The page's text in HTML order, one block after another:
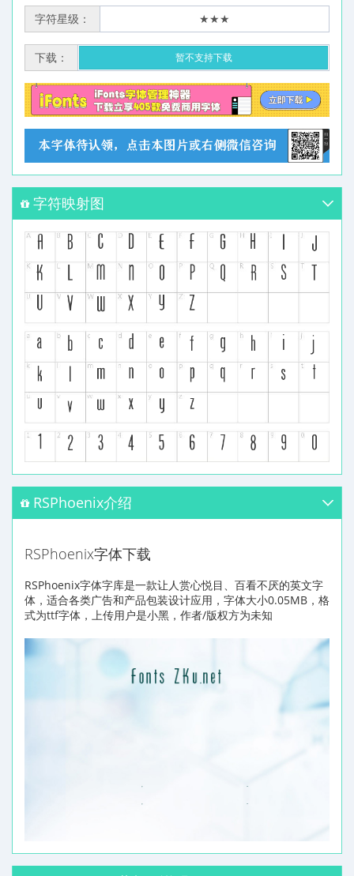
字符星级： ★★★
下载： 暂不支持下载
字符映射图
RSPhoenix介绍
RSPhoenix字体下载
RSPhoenix字体字库是一款让人赏心悦目、百看不厌的英文字
体，适合各类广告和产品包装设计应用，字体大小0.05MB，格
式为ttf字体，上传用户是小黑，作者/版权方为未知